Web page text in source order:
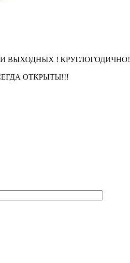
И ВЫХОДНЫХ ! КРУГЛОГОДИЧНО!
ОТКРЫТЫ!!!